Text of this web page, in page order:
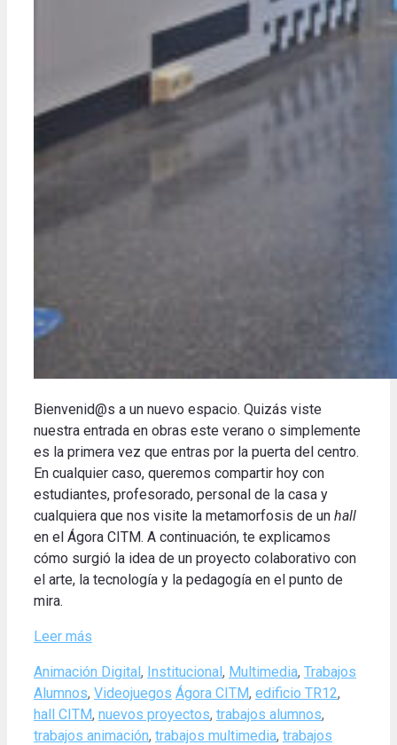
Bienvenid@s a un nuevo espacio. Quizás viste
nuestra entrada en obras este verano o simplemente
es la primera vez que entras por la puerta del centro.
En cualquier caso, queremos compartir hoy con
estudiantes, profesorado, personal de la casa y
cualquiera que nos visite la metamorfosis de un hall
en el Ágora CITM. A continuación, te explicamos
cómo surgió la idea de un proyecto colaborativo con
el arte, la tecnología y la pedagogía en el punto de
mira.
Leer más
Categories
Animación Digital, Institucional, Multimedia, Trabajos
Alumnos, Videojuegos Tags
Ágora CITM, edificio TR12,
hall CITM, nuevos proyectos, trabajos alumnos,
trabajos animación, trabajos multimedia, trabajos